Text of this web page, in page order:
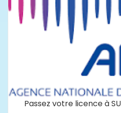
Passez votre licence à